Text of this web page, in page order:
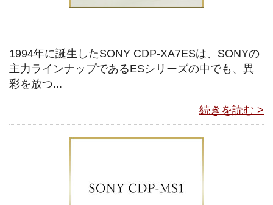
1994年に誕生したSONY CDP-XA7ESは、SONYの
主力ラインナップであるESシリーズの中でも、異
彩を放つ...
続きを読む >